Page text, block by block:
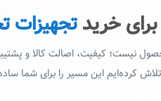
خرید
نیست؛ کیفیت، اصالت کالا و
کرده‌ایم این مسیر را برای شما